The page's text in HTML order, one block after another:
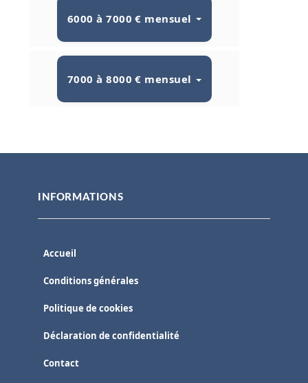
6000 à 7000 € mensuel
7000 à 8000 € mensuel
INFORMATIONS
Accueil
Conditions générales
Politique de cookies
Déclaration de confidentialité
Contact